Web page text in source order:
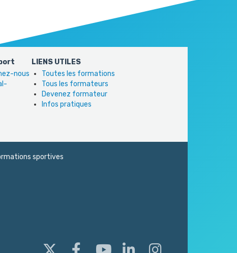
nous
LIENS UTILES
Toutes les formations
Tous les formateurs
Devenez formateur
Infos pratiques
sportives